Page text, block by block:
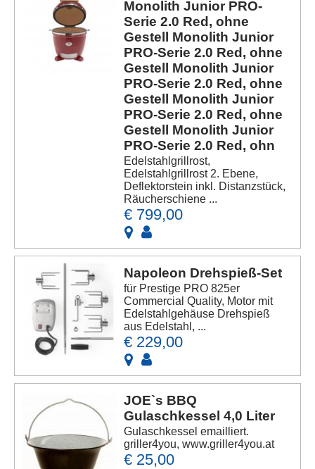
Monolith Junior PRO-
Serie 2.0 Red, ohne
Gestell Monolith Junior
PRO-Serie 2.0 Red, ohne
Gestell Monolith Junior
PRO-Serie 2.0 Red, ohne
Gestell Monolith Junior
PRO-Serie 2.0 Red, ohne
Gestell Monolith Junior
PRO-Serie 2.0 Red, ohn
Edelstahlgrillrost,
Edelstahlgrillrost 2. Ebene,
Deflektorstein inkl. Distanzstück,
Räucherschiene ...
€ 799,00
Napoleon Drehspieß-Set
für Prestige PRO 825er
Commercial Quality, Motor mit
Edelstahlgehäuse Drehspieß
aus Edelstahl, ...
€ 229,00
JOE`s BBQ
Gulaschkessel 4,0 Liter
Gulaschkessel emailliert.
griller4you, www.griller4you.at
€ 25,00